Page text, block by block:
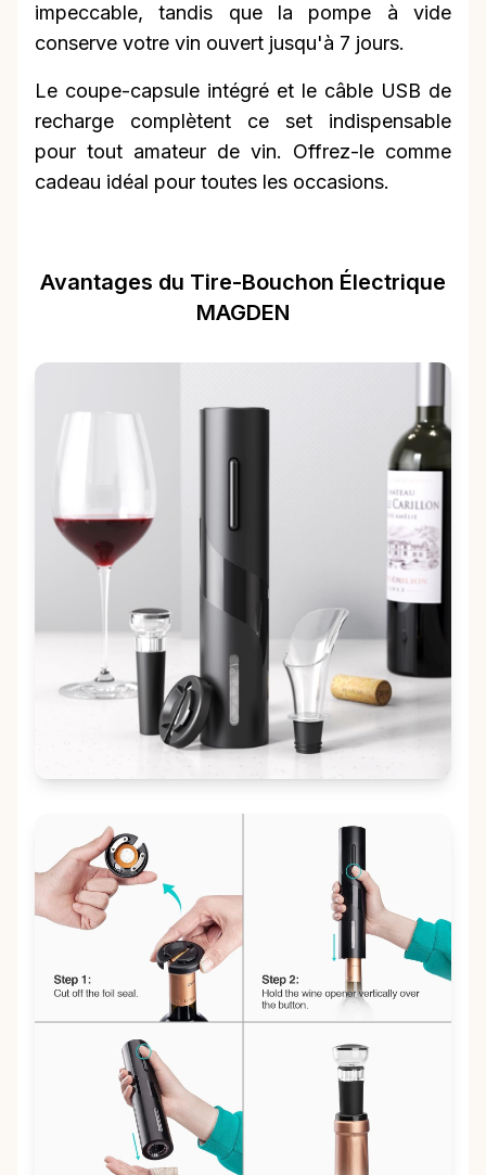
impeccable, tandis que la pompe à vide
conserve votre vin ouvert jusqu'à 7 jours.
Le coupe-capsule intégré et le câble USB de
recharge complètent ce set indispensable
pour tout amateur de vin. Offrez-le comme
cadeau idéal pour toutes les occasions.
Avantages du Tire-Bouchon Électrique
MAGDEN